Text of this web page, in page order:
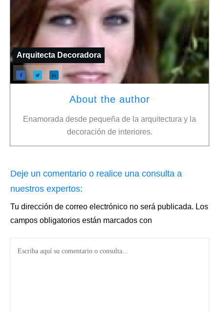
Arquitecta Decoradora
About the author
Enamorada desde pequeña de la arquitectura y la
decoración de interiores.
Deje un comentario o realice una consulta a
nuestros expertos:
Tu dirección de correo electrónico no será publicada. Los
campos obligatorios están marcados con